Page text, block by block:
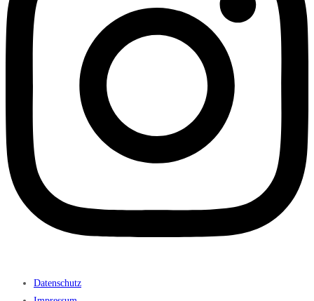
Datenschutz